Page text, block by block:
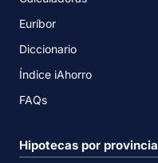
Euríbor
Diccionario
Índice iAhorro
FAQs
Hipotecas por provincia